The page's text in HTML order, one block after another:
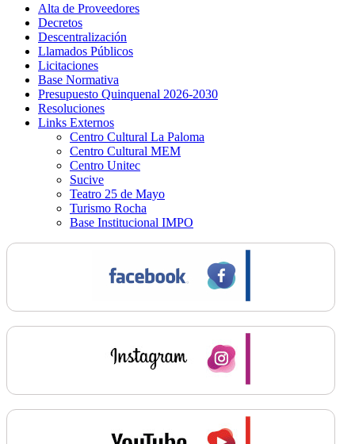
Alta de Proveedores
Decretos
Descentralización
Llamados Públicos
Licitaciones
Base Normativa
Presupuesto Quinquenal 2026-2030
Resoluciones
Links Externos
Centro Cultural La Paloma
Centro Cultural MEM
Centro Unitec
Sucive
Teatro 25 de Mayo
Turismo Rocha
Base Institucional IMPO